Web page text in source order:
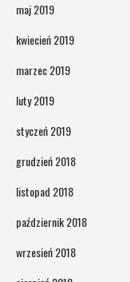
maj 2019
kwiecień 2019
marzec 2019
luty 2019
styczeń 2019
grudzień 2018
listopad 2018
październik 2018
wrzesień 2018